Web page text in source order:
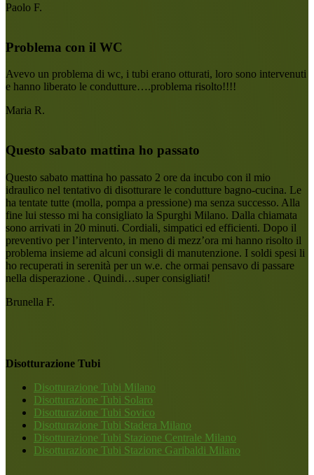
Paolo F.
Problema con il WC
Avevo un problema di wc, i tubi erano otturati, loro sono intervenuti
e hanno liberato le condutture….problema risolto!!!!
Maria R.
Questo sabato mattina ho passato
Questo sabato mattina ho passato 2 ore da incubo con il mio
idraulico nel tentativo di disotturare le condutture bagno-cucina. Le
ha tentate tutte (molla, pompa a pressione) ma senza successo. Alla
fine lui stesso mi ha consigliato la Spurghi Milano. Dalla chiamata
sono arrivati in 20 minuti. Cordiali, simpatici ed efficienti. Dopo il
preventivo per l’intervento, in meno di mezz’ora mi hanno risolto il
problema insieme ad alcuni consigli di manutenzione. I soldi spesi li
ho recuperati in serenità per un w.e. che ormai pensavo di passare
nella disperazione . Quindi…super consigliati!
Brunella F.
Disotturazione Tubi
Disotturazione Tubi Milano
Disotturazione Tubi Solaro
Disotturazione Tubi Sovico
Disotturazione Tubi Stadera Milano
Disotturazione Tubi Stazione Centrale Milano
Disotturazione Tubi Stazione Garibaldi Milano